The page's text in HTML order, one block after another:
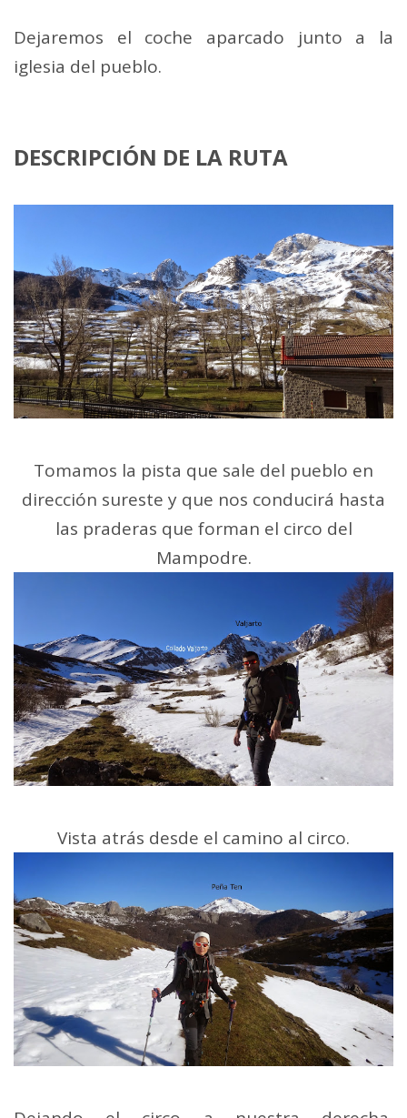
Dejaremos el coche aparcado junto a la
iglesia del pueblo.
DESCRIPCIÓN DE LA RUTA
Tomamos la pista que sale del pueblo en
dirección sureste y que nos conducirá hasta
las praderas que forman el circo del
Mampodre.
Vista atrás desde el camino al circo.